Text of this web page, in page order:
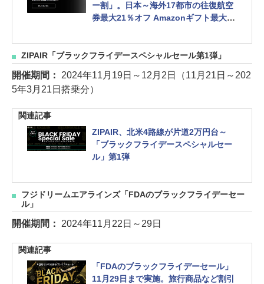
ー割」。日本～海外17都市の往復航空
券最大21％オフ Amazonギフト最大1
ZIPAIR「ブラックフライデースペシャルセール第1弾」
開催期間： 2024年11月19日～12月2日（11月21日～202
5年3月21日搭乗分）
関連記事
ZIPAIR、北米4路線が片道2万円台～
「ブラックフライデースペシャルセー
ル」第1弾
フジドリームエアラインズ「FDAのブラックフライデーセー
ル」
開催期間： 2024年11月22日～29日
関連記事
「FDAのブラックフライデーセール」
11月29日まで実施。旅行商品など割引